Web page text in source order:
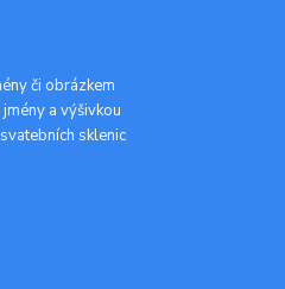
či obrázkem
a výšivkou
sklenic